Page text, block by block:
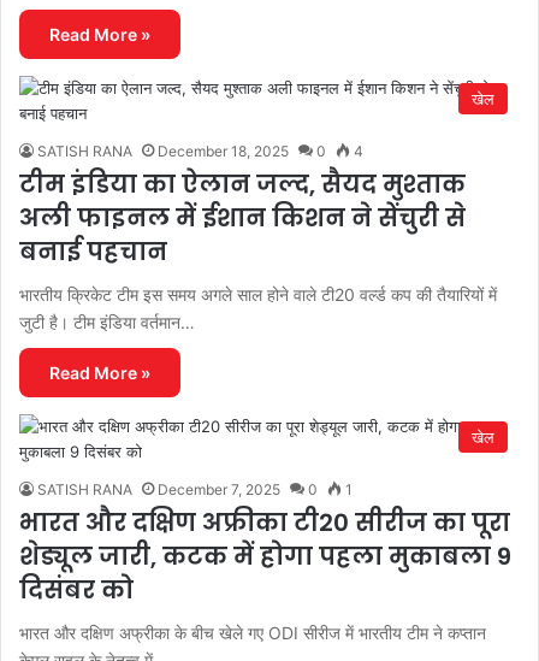
Read More »
खेल
SATISH RANA December 18, 2025 0 4
टीम इंडिया का ऐलान जल्द, सैयद मुश्ताक
अली फाइनल में ईशान किशन ने सेंचुरी से
बनाई पहचान
भारतीय क्रिकेट टीम इस समय अगले साल होने वाले टी20 वर्ल्ड कप की तैयारियों में
जुटी है। टीम इंडिया वर्तमान…
Read More »
खेल
SATISH RANA December 7, 2025 0 1
भारत और दक्षिण अफ्रीका टी20 सीरीज का पूरा
शेड्यूल जारी, कटक में होगा पहला मुकाबला 9
दिसंबर को
भारत और दक्षिण अफ्रीका के बीच खेले गए ODI सीरीज में भारतीय टीम ने कप्तान